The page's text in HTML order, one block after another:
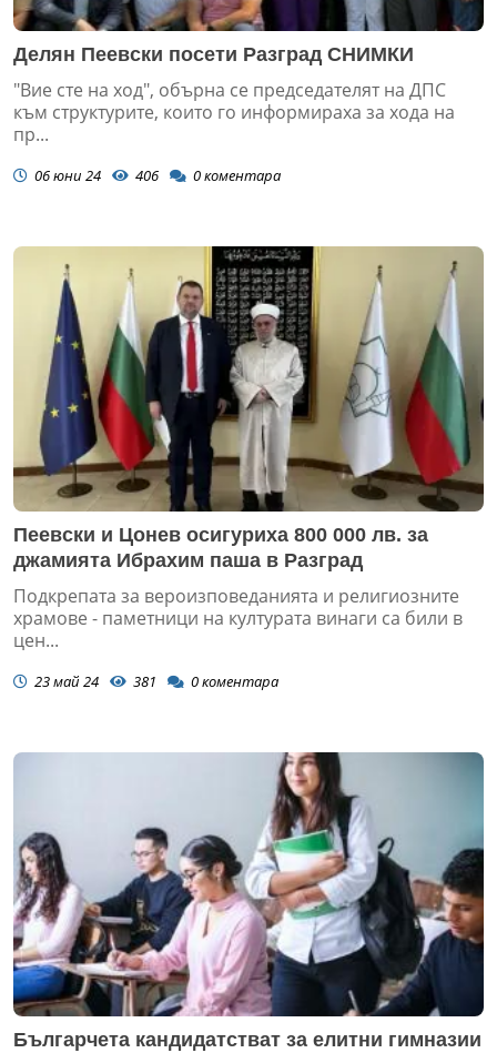
Делян Пеевски посети Разград СНИМКИ
"Вие сте на ход", обърна се председателят на ДПС
към структурите, които го информираха за хода на
пр...
06 юни 24 406 0коментара
Пеевски и Цонев осигуриха 800 000 лв. за
джамията Ибрахим паша в Разград
Подкрепата за вероизповеданията и религиозните
храмове - паметници на културата винаги са били в
цен...
23 май 24 381 0коментара
Българчета кандидатстват за елитни гимназии